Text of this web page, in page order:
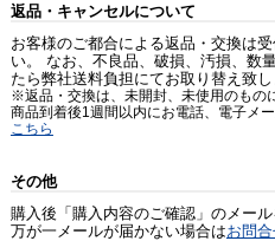
返品・キャンセルについて
お客様のご都合による返品・交換は
い。 なお、不良品、破損、汚損、数
たら弊社送料負担にてお取り替え致し
※返品・交換は、未開封、未使用のもの
商品到着後1週間以内にお電話、電子メ
こちら
その他
購入後「購入内容のご確認」のメール
万が一メールが届かない場合はお問